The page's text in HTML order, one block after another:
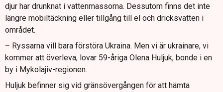
djur har drunknat i vattenmassorna. Dessutom finns det inte
längre mobiltäckning eller tillgång till el och dricksvatten i
området.
– Ryssarna vill bara förstöra Ukraina. Men vi är ukrainare, vi
kommer att överleva, lovar 59-åriga Olena Huljuk, bonde i en
by i Mykolajiv-regionen.
Huljuk befinner sig vid gränsövergången för att hämta